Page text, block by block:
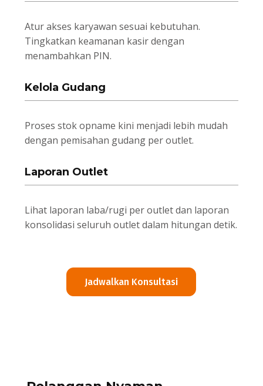
Atur akses karyawan sesuai kebutuhan.
Tingkatkan keamanan kasir dengan
menambahkan PIN.
Kelola Gudang
Proses stok opname kini menjadi lebih mudah
dengan pemisahan gudang per outlet.
Laporan Outlet
Lihat laporan laba/rugi per outlet dan laporan
konsolidasi seluruh outlet dalam hitungan detik.
Jadwalkan Konsultasi